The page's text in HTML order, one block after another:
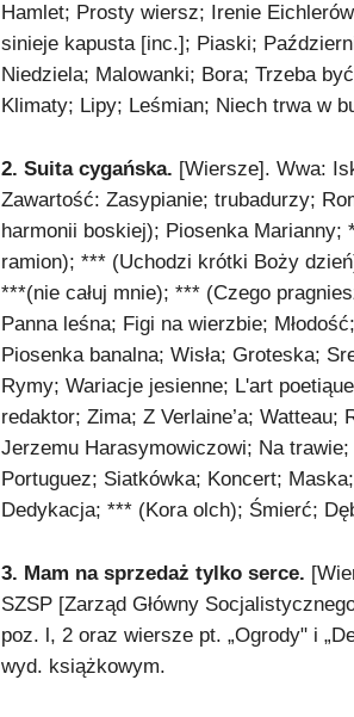
Hamlet; Prosty wiersz; Irenie
sinieje kapusta [inc.]; Piaski;
Niedziela; Malowanki; Bora; Trzeba
Klimaty; Lipy; Leśmian; Niech trwa w
2. Suita cygańska. [Wiersze]. Wwa:
Zawartość: Zasypianie; trubadurzy;
harmonii boskiej); Piosenka
ramion); *** (Uchodzi krótki Boży
***(nie całuj mnie); *** (Czego
Panna leśna; Figi na wierzbie;
Piosenka banalna; Wisła; Groteska;
Rymy; Wariacje jesienne; L'art
redaktor; Zima; Z Verlaine’a;
Jerzemu Harasymowiczowi; Na
Portuguez; Siatkówka; Koncert;
Dedykacja; *** (Kora olch); Śmierć;
3. Mam na sprzedaż tylko serce.
SZSP [Zarząd Główny
poz. l, 2 oraz wiersze pt. „Ogrody" i
wyd. książkowym.